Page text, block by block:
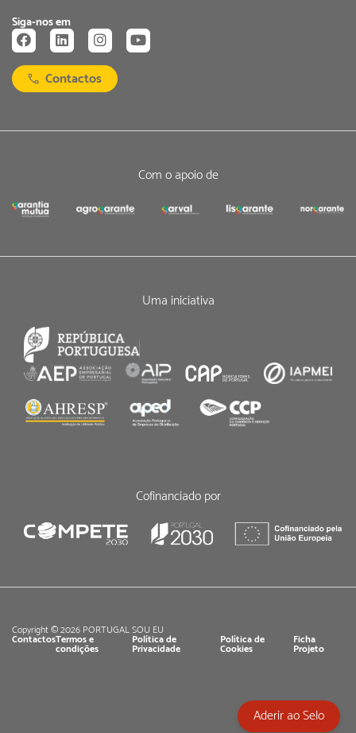
Siga-nos em
Contactos
Com o apoio de
Uma iniciativa
Cofinanciado por
Copyright © 2026 PORTUGAL SOU EU
ContactosTermos e
condições
Política de
Privacidade
Política de
Cookies
Ficha
Projeto
Aderir ao Selo